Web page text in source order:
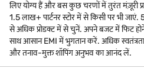
लिए योग्य हैं और बस कुछ चरणों में तुरंत मंज़ूरी
1.5 लाख+ पार्टनर स्टोर में से किसी पर भी
से अधिक प्रोडक्ट में से चुनें. अपने बजट में फिट
साथ आसान EMI में भुगतान करें. अधिक
और तनाव-मुक्त शॉपिंग अनुभव का आनंद लें.